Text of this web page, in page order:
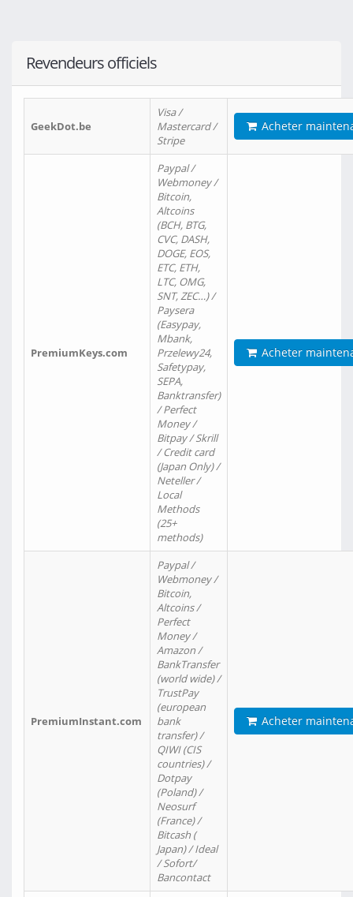
Revendeurs officiels
GeekDot.be
Visa /
Mastercard /
Stripe
Acheter
PremiumKeys.com
Paypal /
Webmoney /
Bitcoin,
Altcoins
(BCH, BTG,
CVC, DASH,
DOGE, EOS,
ETC, ETH,
LTC, OMG,
SNT, ZEC…) /
Paysera
(Easypay,
Mbank,
Przelewy24,
Safetypay,
SEPA,
Banktransfer)
/ Perfect
Money /
Bitpay / Skrill
/ Credit card
(Japan Only) /
Neteller /
Local
Methods
(25+
methods)
Acheter
PremiumInstant.com
Paypal /
Webmoney /
Bitcoin,
Altcoins /
Perfect
Money /
Amazon /
BankTransfer
(world wide) /
TrustPay
(european
bank
transfer) /
QIWI (CIS
countries) /
Dotpay
(Poland) /
Neosurf
(France) /
Bitcash (
Japan) / Ideal
/ Sofort/
Bancontact
Acheter